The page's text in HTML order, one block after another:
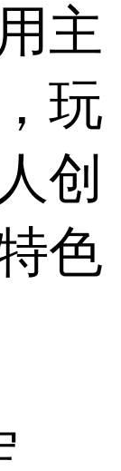
主
玩
创
色